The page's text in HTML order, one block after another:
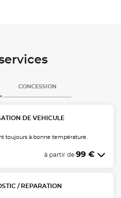
CONCESSION
DE VEHICULE
toujours à bonne température.
à partir de 99 €
/ REPARATION